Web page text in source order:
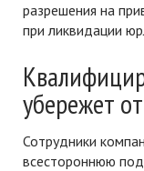
разрешения на
при ликвидации
убережет
Сотрудники
всестороннюю